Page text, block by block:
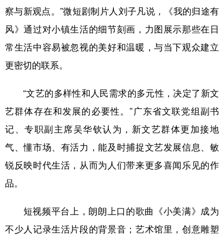
察与新观点。”微短剧制片人刘子凡说，《我的归途有
风》通过对小镇生活的细节刻画，力图展示那些在日
常生活中容易被忽视的美好和温暖，与当下观众建立
更密切的联系。
“文艺的多样性和人民需求的多元性，决定了新文
艺群体存在和发展的必要性。”广东省文联党组副书
记、专职副主席吴华钦认为，新文艺群体更加接地
气、懂市场、有活力，能及时捕捉文艺发展信息、敏
锐反映时代生活，从而为人们带来更多喜闻乐见的作
品。
短视频平台上，朗朗上口的歌曲《小美满》成为
不少人记录生活片段的背景音；艺术馆里，创意雕塑